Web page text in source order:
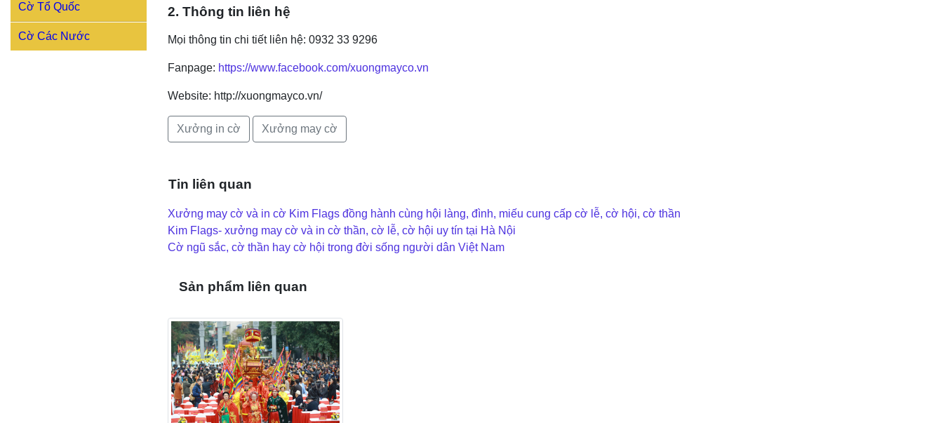
Cờ Tổ Quốc
Cờ Các Nước
2. Thông tin liên hệ
Mọi thông tin chi tiết liên hệ: 0932 33 9296
Fanpage: https://www.facebook.com/xuongmayco.vn
Website: http://xuongmayco.vn/
Xưởng in cờ Xưởng may cờ
Tin liên quan
Xưởng may cờ và in cờ Kim Flags đồng hành cùng hội làng, đình, miếu cung cấp cờ lễ, cờ hội, cờ thần
Kim Flags- xưởng may cờ và in cờ thần, cờ lễ, cờ hội uy tín tại Hà Nội
Cờ ngũ sắc, cờ thần hay cờ hội trong đời sống người dân Việt Nam
Sản phẩm liên quan